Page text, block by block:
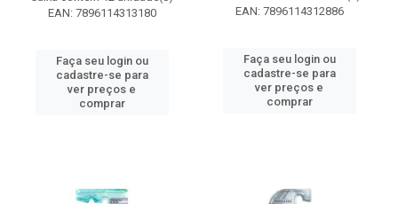
EAN: 7896114313180
Faça seu login ou
cadastre-se para
ver preços e
comprar
EAN: 7896114312886
Faça seu login ou
cadastre-se para
ver preços e
comprar